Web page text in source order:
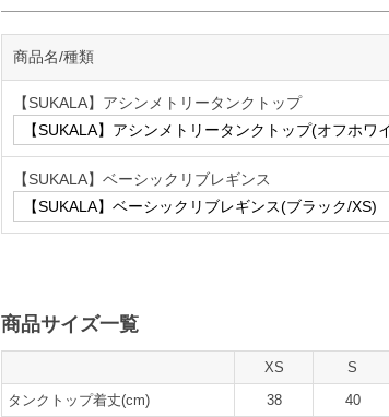
商品名/種類
【SUKALA】アシンメトリータンクトップ
【SUKALA】ベーシックリブレギンス
商品サイズ一覧
XS S
タンクトップ着丈(cm)
38 40